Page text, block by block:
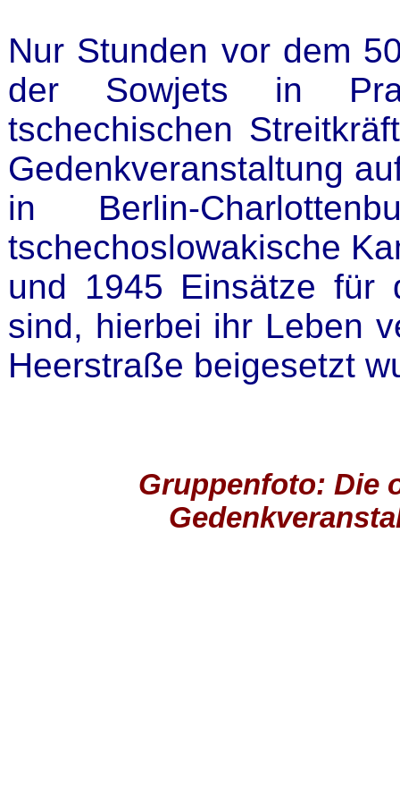
Nur Stunden vor dem
der Sowjets in
tschechischen
Gedenkveranstaltung
in Berlin-
tschechoslowakische
und 1945 Einsätze für
sind, hierbei ihr Leben
Heerstraße beigesetzt
Gruppenfoto: Die